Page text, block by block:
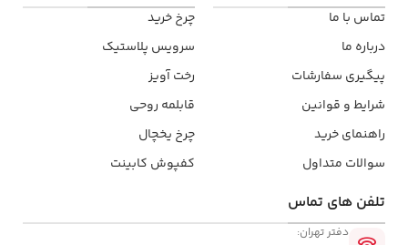
تماس با ما
درباره ما
پیگیری سفارشات
شرایط و قوانین
راهنمای خرید
سوالات متداول
چرخ خرید
سرویس پلاستیک
رخت آویز
قابلمه روحی
چرخ یخچال
کفپوش کابینت
تلفن ‌های تماس
دفتر تهران: